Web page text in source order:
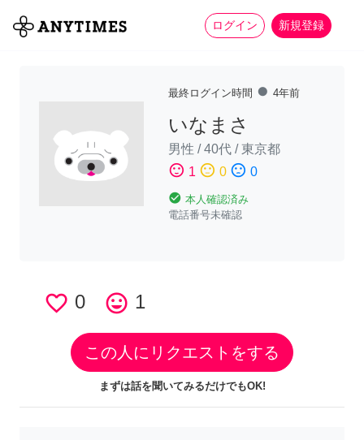
ログイン 新規登録
全て 家事 more_horiz
最終ログイン時間 fiber_manual_record 4年前
いなまさ
男性 /40代 /東京都
sentiment_satisfied 1 sentiment_neutral 0 sentiment_dissatisfied 0
check_circle 本人確認済み
電話番号未確認
favorite_border 0 tag_faces 1
この人にリクエストをする
まずは話を聞いてみるだけでもOK!